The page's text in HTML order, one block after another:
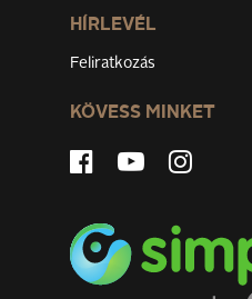
HÍRLEVÉL
Feliratkozás
KÖVESS MINKET